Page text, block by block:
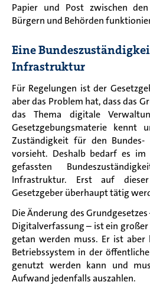
Papier und Post zwischen
Bürgern und Behörden
Eine
Infrastruktur
Für Regelungen ist der
aber das Problem hat, dass das
das Thema digitale
Gesetzgebungsmaterie kennt
Zuständigkeit für den Bundes-
vorsieht. Deshalb bedarf es
gefassten
Infrastruktur. Erst auf
Gesetzgeber überhaupt tätig
Die Änderung des
Digitalverfassung– ist ein
getan werden muss. Er ist
Betriebssystem in der
genutzt werden kann und
Aufwand jedenfalls auszahlen.